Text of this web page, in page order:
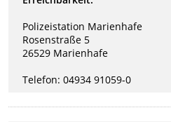
Polizeistation Marienhafe
Rosenstraße 5
26529 Marienhafe
Telefon: 04934 91059-0